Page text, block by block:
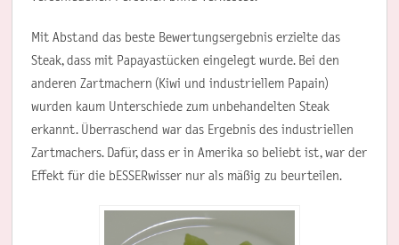
Mit Abstand das beste Bewertungsergebnis erzielte das
Steak, dass mit Papayastücken eingelegt wurde. Bei den
anderen Zartmachern (Kiwi und industriellem Papain)
wurden kaum Unterschiede zum unbehandelten Steak
erkannt. Überraschend war das Ergebnis des industriellen
Zartmachers. Dafür, dass er in Amerika so beliebt ist, war der
Effekt für die bESSERwisser nur als mäßig zu beurteilen.